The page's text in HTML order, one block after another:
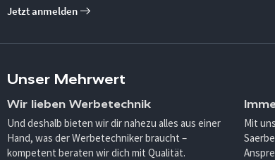
Jetzt anmelden
Unser Mehrwert
Wir lieben Werbetechnik
Und deshalb bieten wir dir nahezu alles aus einer
Hand, was der Werbetechniker braucht –
kompetent beraten wir dich mit Qualität.
Mit